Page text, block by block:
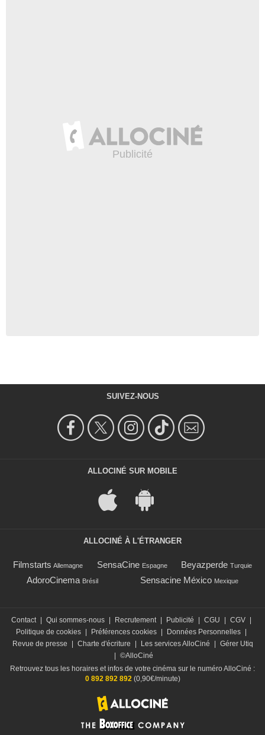
SUIVEZ-NOUS
ALLOCINÉ SUR MOBILE
ALLOCINÉ À L'ÉTRANGER
Filmstarts Allemagne SensaCine Espagne Beyazperde Turquie
AdoroCinema Brésil Sensacine México Mexique
Contact Qui sommes-nous Recrutement Publicité CGU CGV
Politique de cookies
Préférences cookies Données Personnelles
Revue de presse
Charte d'écriture Les services AlloCiné
Gérer Utiq
©AlloCiné
Retrouvez tous les horaires et infos de votre cinéma sur le numéro AlloCiné :
0 892 892 892(0,90€/minute)